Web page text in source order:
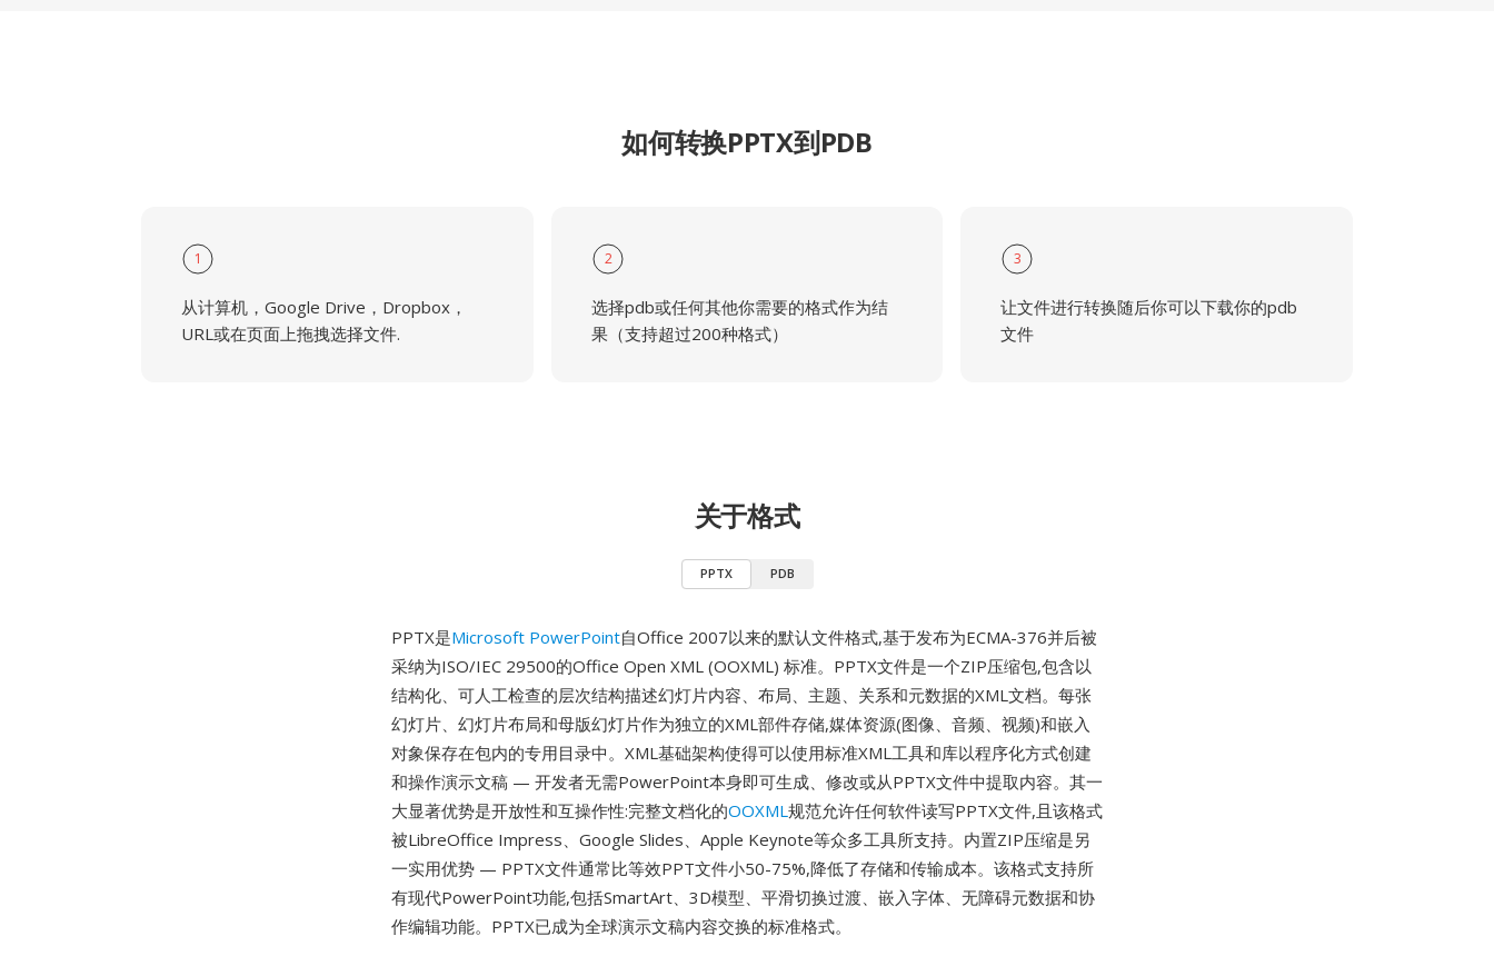
如何转换PPTX到PDB
1
从计算机，Google Drive，Dropbox，
URL或在页面上拖拽选择文件.
2
选择pdb或任何其他你需要的格式作为结
果（支持超过200种格式）
3
让文件进行转换随后你可以下载你的pdb
文件
关于格式
PPTX PDB
PPTX是Microsoft PowerPoint自Office 2007以来的默认文件格式,基于发布为ECMA-376并后被
采纳为ISO/IEC 29500的Office Open XML (OOXML) 标准。PPTX文件是一个ZIP压缩包,包含以
结构化、可人工检查的层次结构描述幻灯片内容、布局、主题、关系和元数据的XML文档。每张
幻灯片、幻灯片布局和母版幻灯片作为独立的XML部件存储,媒体资源(图像、音频、视频)和嵌入
对象保存在包内的专用目录中。XML基础架构使得可以使用标准XML工具和库以程序化方式创建
和操作演示文稿 — 开发者无需PowerPoint本身即可生成、修改或从PPTX文件中提取内容。其一
大显著优势是开放性和互操作性:完整文档化的OOXML规范允许任何软件读写PPTX文件,且该格式
被LibreOffice Impress、Google Slides、Apple Keynote等众多工具所支持。内置ZIP压缩是另
一实用优势 — PPTX文件通常比等效PPT文件小50-75%,降低了存储和传输成本。该格式支持所
有现代PowerPoint功能,包括SmartArt、3D模型、平滑切换过渡、嵌入字体、无障碍元数据和协
作编辑功能。PPTX已成为全球演示文稿内容交换的标准格式。